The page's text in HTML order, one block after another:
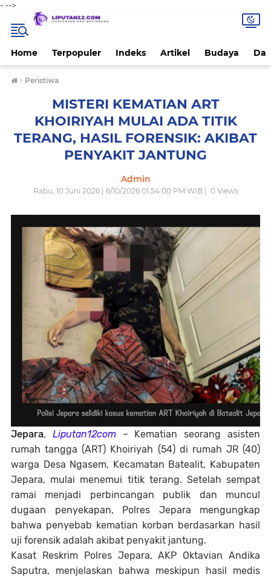
- -->
Home Terpopuler Indeks Artikel Budaya
› Peristiwa
MISTERI KEMATIAN ART
KHOIRIYAH MULAI ADA TITIK
TERANG, HASIL FORENSIK: AKIBAT
PENYAKIT JANTUNG
Admin
Rabu, 10 Juni 2026 | 6/10/2026 01:54:00 PM WIB | 0Views
Jepara, Liputan12com– Kematian seorang asisten
rumah tangga (ART) Khoiriyah (54) di rumah JR (40)
warga Desa Ngasem, Kecamatan Batealit, Kabupaten
Jepara, mulai menemui titik terang. Setelah sempat
ramai menjadi perbincangan publik dan muncul
dugaan penyekapan, Polres Jepara mengungkap
bahwa penyebab kematian korban berdasarkan hasil
uji forensik adalah akibat penyakit jantung.
Kasat Reskrim Polres Jepara, AKP Oktavian Andika
Saputra, menjelaskan bahwa meskipun hasil medis